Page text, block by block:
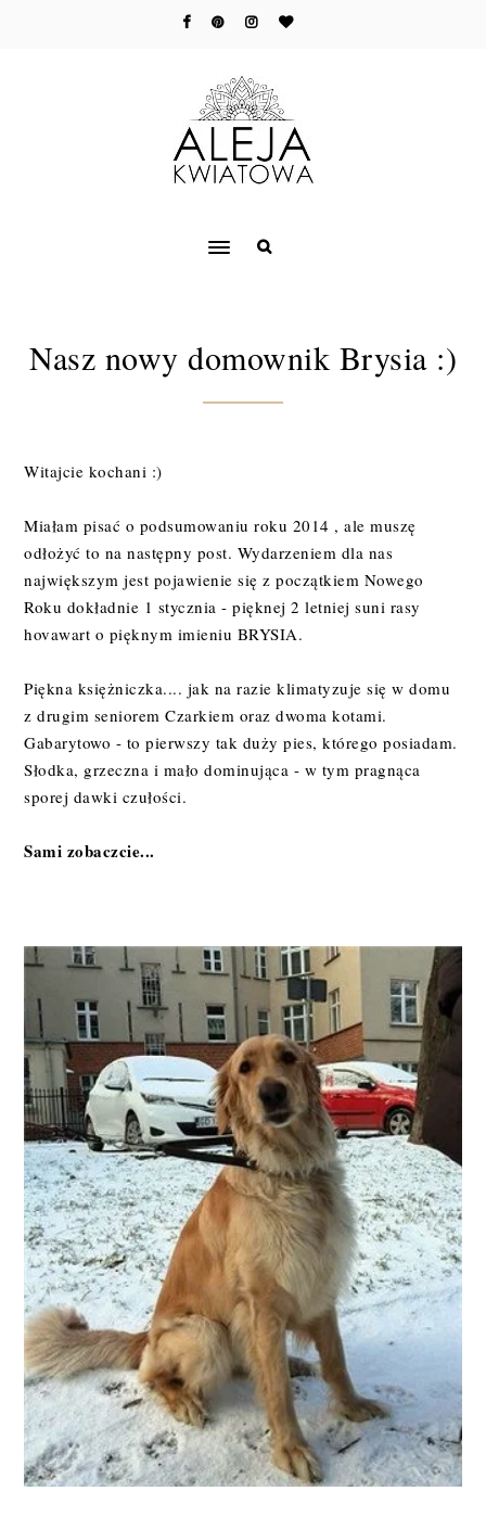
Nasz nowy domownik Brysia :)
Witajcie kochani :)
Miałam pisać o podsumowaniu roku 2014 , ale muszę
odłożyć to na następny post. Wydarzeniem dla nas
największym jest pojawienie się z początkiem Nowego
Roku dokładnie 1 stycznia - pięknej 2 letniej suni rasy
hovawart o pięknym imieniu BRYSIA.
Piękna księżniczka.... jak na razie klimatyzuje się w domu
z drugim seniorem Czarkiem oraz dwoma kotami.
Gabarytowo - to pierwszy tak duży pies, którego posiadam.
Słodka, grzeczna i mało dominująca - w tym pragnąca
sporej dawki czułości.
Sami zobaczcie...